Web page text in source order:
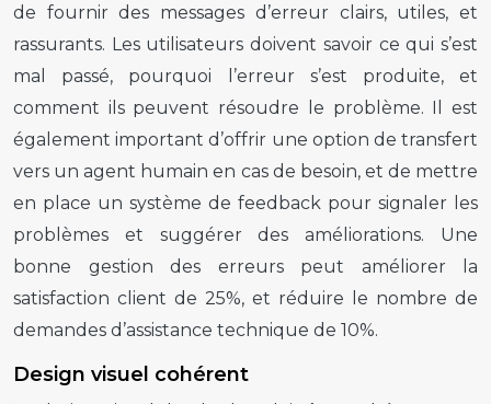
de fournir des messages d’erreur clairs, utiles, et
rassurants. Les utilisateurs doivent savoir ce qui s’est
mal passé, pourquoi l’erreur s’est produite, et
comment ils peuvent résoudre le problème. Il est
également important d’offrir une option de transfert
vers un agent humain en cas de besoin, et de mettre
en place un système de feedback pour signaler les
problèmes et suggérer des améliorations. Une
bonne gestion des erreurs peut améliorer la
satisfaction client de 25%, et réduire le nombre de
demandes d’assistance technique de 10%.
Design visuel cohérent